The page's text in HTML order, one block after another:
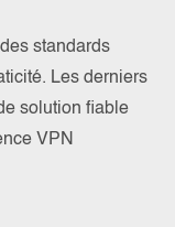
standards
Les derniers
solution fiable
VPN